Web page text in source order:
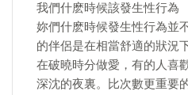
我們什麽時候該發生性行為
妳們什麽時候發生性行為並
的伴侶是在相當舒適的狀況
在破曉時分做愛，有的人喜
深沈的夜裏。比次數更重要